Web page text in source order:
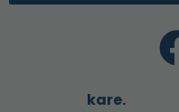
kare.